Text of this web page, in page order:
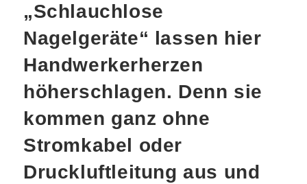
„Schlauchlose
Nagelgeräte“ lassen hier
Handwerkerherzen
höherschlagen. Denn sie
kommen ganz ohne
Stromkabel oder
Druckluftleitung aus und